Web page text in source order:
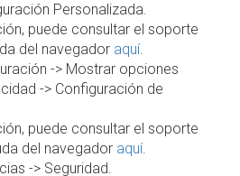
Personalizada.
puede consultar el soporte
del navegador aquí.
-> Mostrar opciones
-> Configuración de
puede consultar el soporte
del navegador aquí.
-> Seguridad.